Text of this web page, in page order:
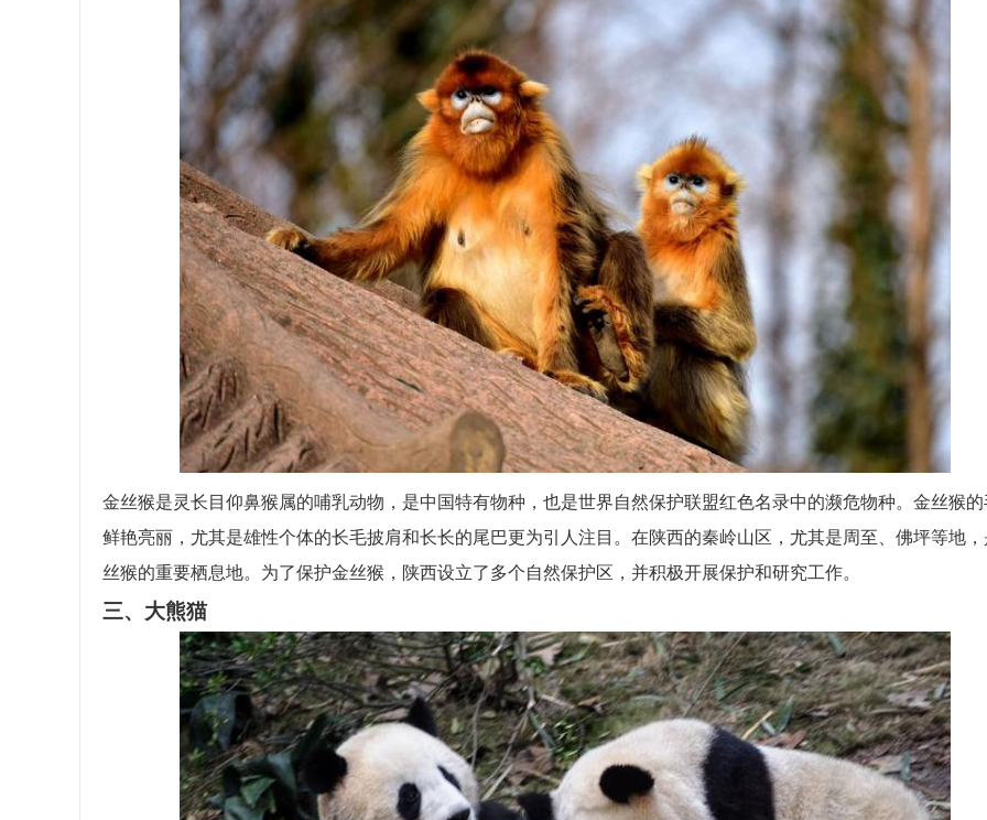
金丝猴是灵长目仰鼻猴属的哺乳动物，是中国特有物种，也是世界自然保护联盟红色名录中的濒危物种。金丝猴的
鲜艳亮丽，尤其是雄性个体的长毛披肩和长长的尾巴更为引人注目。在陕西的秦岭山区，尤其是周至、佛坪等地，
丝猴的重要栖息地。为了保护金丝猴，陕西设立了多个自然保护区，并积极开展保护和研究工作。
三、大熊猫